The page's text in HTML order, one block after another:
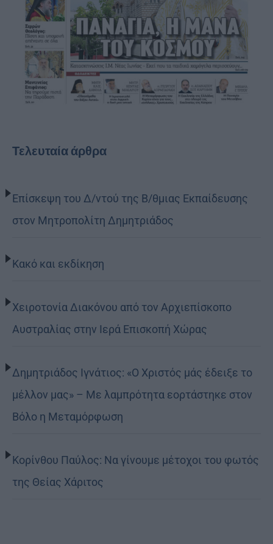
Τελευταία άρθρα
Επίσκεψη του Δ/ντού της Β/θμιας Εκπαίδευσης
στον Μητροπολίτη Δημητριάδος
Κακό και εκδίκηση
Χειροτονία Διακόνου από τον Αρχιεπίσκοπο
Αυστραλίας στην Ιερά Επισκοπή Χώρας
Δημητριάδος Ιγνάτιος: «Ο Χριστός μάς έδειξε το
μέλλον μας» – Με λαμπρότητα εορτάστηκε στον
Βόλο η Μεταμόρφωση
Κορίνθου Παύλος: Να γίνουμε μέτοχοι του φωτός
της Θείας Χάριτος